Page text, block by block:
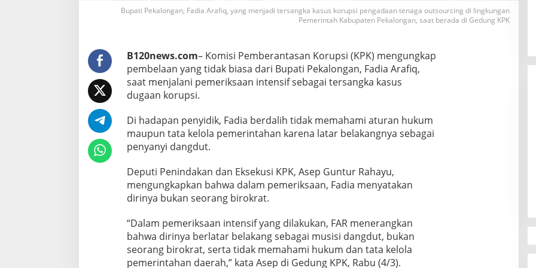
n
u
T
a
k
P
h
a
m
T
t
a
K
e
o
l
a
P
Bupati Pekalongan, Fadia Arafiq, yang menjadi tersangka kasus korupsi pengadaan tenaga outsourcing di lingkungan
Pemerintah Kabupaten Pekalongan, saat berada di Gedung KPK
B120news.com– Komisi Pemberantasan Korupsi (KPK) mengungkap
pembelaan yang tidak biasa dari Bupati Pekalongan, Fadia Arafiq,
saat menjalani pemeriksaan intensif sebagai tersangka kasus
dugaan korupsi.
Di hadapan penyidik, Fadia berdalih tidak memahami aturan hukum
maupun tata kelola pemerintahan karena latar belakangnya sebagai
penyanyi dangdut.
Deputi Penindakan dan Eksekusi KPK, Asep Guntur Rahayu,
mengungkapkan bahwa dalam pemeriksaan, Fadia menyatakan
dirinya bukan seorang birokrat.
“Dalam pemeriksaan intensif yang dilakukan, FAR menerangkan
bahwa dirinya berlatar belakang sebagai musisi dangdut, bukan
seorang birokrat, serta tidak memahami hukum dan tata kelola
pemerintahan daerah,” kata Asep di Gedung KPK, Rabu (4/3).
Kecurangan, Respons Appi Picu
Amarah Massa
Di Politik 9 Desember 2025